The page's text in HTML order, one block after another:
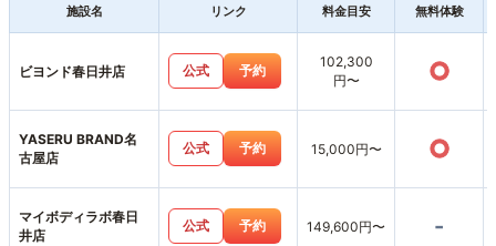
施設名 リンク 料金目安 無料体験
ビヨンド春日井店 公式 予約
102,300
円〜
○
YASERU BRAND名
古屋店
公式 予約 15,000円〜 ○
マイボディラボ春日
井店
公式 予約 149,600円〜 -